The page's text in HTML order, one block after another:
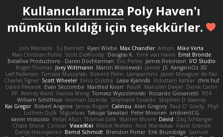
Kullanıcılarımıza Poly Haven'ı
mümkün kıldığı için teşekkürler.
Joni Mercado S J Bennett Ryan Wiebe Max Chandler Anton
Mike Verta
Max Christian Pohle Scott DeWoody Douglas K. Yorik van Havre Ernst Bronde
BetaFive Productions - Daren Dochterman Eric Perley James Robinson I/O Studio
Roger Thomas Joey Wittmann Marcin Wiśniewski James JS KangaroOz 3D
Leif Pedersen Tomasz Muszyński Roberd Palm Lampantino Javier Meseguer de Paz
Charles Tigner Scott Wheeler Eelco Dolstra Lasse Kjønnås Viduttam Katkar chris huf
David Pekarek Evan Seccombe Manfred Knorr PaulR Malcolm Dwyer Derek Carlin
RF Wendy Ward Fianna Wong Tomasz Wyszolmirski Riccardo Giovanetti fr54
William Schilthuis Herman Idzerda Stephane Toraldo Stephen D Swaney
Kai Gregor Robert Angone James Rogers Calinou Alan Gregory Paul O' Grady Phyl
Luthien Dulk Miguelaxa Takuya Sawatari Peter Moonen ambientCG
xavier moscoso Vedat Afuzi Thomas Lisle Warren Moore David Zaq Schlanger
Chase Stone Conicer VoxelKei Mikkel Nielsen Nico Wardakas Frank Grande
Denys Holovyanko Bernd Schmidt Brendon Porter Erik Brundidge Samuel